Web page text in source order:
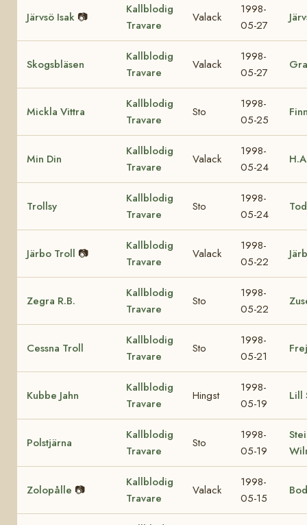
Järvsö Isak 📷
Kallblodig
Travare
Valack
1998-
05-27
Skogsbläsen
Kallblodig
Travare
Valack
1998-
05-27
Mickla Vittra
Kallblodig
Travare
Sto
1998-
05-25
Min Din
Kallblodig
Travare
Valack
1998-
05-24
Trollsy
Kallblodig
Travare
Sto
1998-
05-24
Järbo Troll 📷
Kallblodig
Travare
Valack
1998-
05-22
Zegra R.B.
Kallblodig
Travare
Sto
1998-
05-22
Cessna Troll
Kallblodig
Travare
Sto
1998-
05-21
Kubbe Jahn
Kallblodig
Travare
Hingst
1998-
05-19
Lill
Polstjärna
Kallblodig
Travare
Sto
1998-
05-19
Zolopålle 📷
Kallblodig
Travare
Valack
1998-
05-15